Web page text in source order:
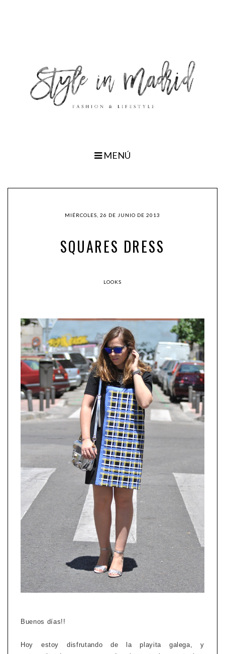
MENÚ
MIÉRCOLES, 26 DE JUNIO DE 2013
SQUARES DRESS
LOOKS
Buenos días!!
Hoy estoy disfrutando de la playita galega, y